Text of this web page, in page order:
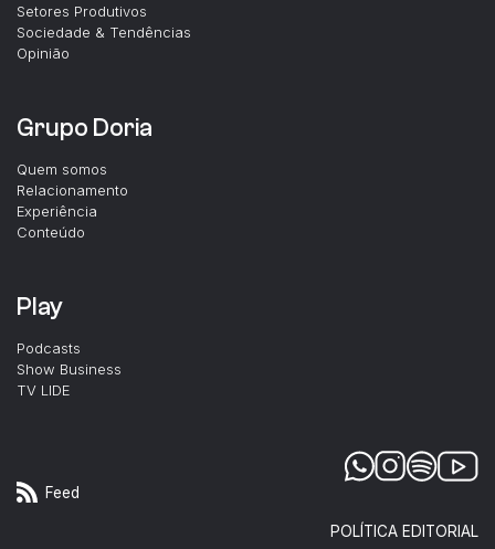
Setores Produtivos
Sociedade & Tendências
Opinião
Grupo Doria
Quem somos
Relacionamento
Experiência
Conteúdo
Play
Podcasts
Show Business
TV LIDE
Feed
POLÍTICA EDITORIAL